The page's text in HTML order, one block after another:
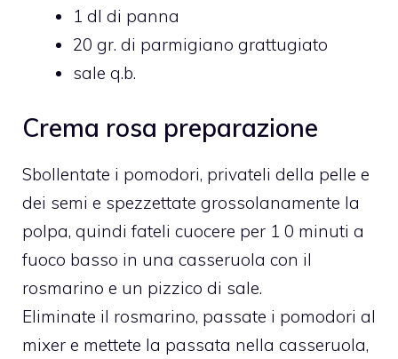
1 dl di panna
20 gr. di parmigiano grattugiato
sale q.b.
Crema rosa preparazione
Sbollentate i pomodori, privateli della pelle e
dei semi e spezzettate grossolanamente la
polpa, quindi fateli cuocere per 1 0 minuti a
fuoco basso in una casseruola con il
rosmarino e un pizzico di sale.
Eliminate il rosmarino, passate i pomodori al
mixer e mettete la passata nella casseruola,